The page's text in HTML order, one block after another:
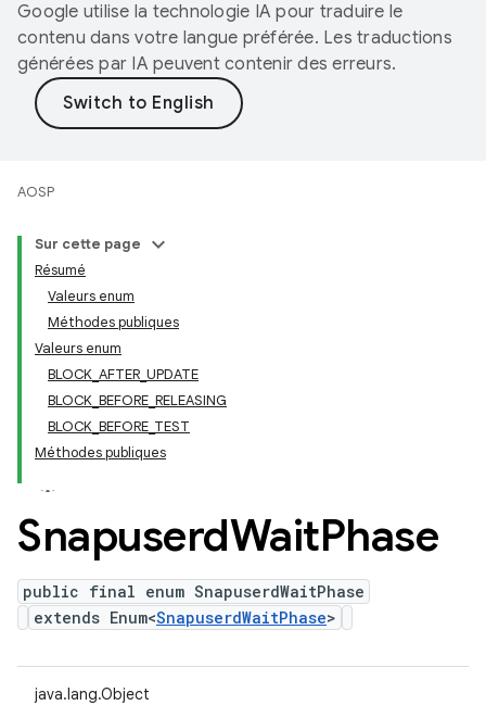
Google utilise la technologie IA pour traduire le
contenu dans votre langue préférée. Les traductions
générées par IA peuvent contenir des erreurs.
AOSP
Sur cette page
Résumé
Valeurs enum
Méthodes publiques
Valeurs enum
BLOCK_AFTER_UPDATE
BLOCK_BEFORE_RELEASING
BLOCK_BEFORE_TEST
Méthodes publiques
SnapuserdWaitPhase
public final enum SnapuserdWaitPhase
extends Enum<SnapuserdWaitPhase>
java.lang.Object